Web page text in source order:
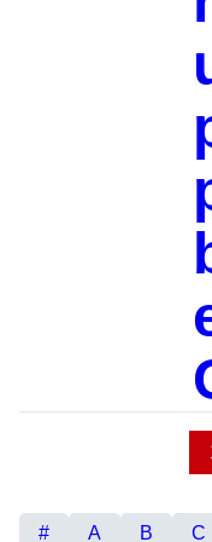
# A B C